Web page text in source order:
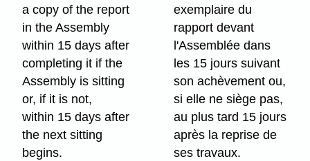
a copy of the report
in the Assembly
within 15 days after
completing it if the
Assembly is sitting
or, if it is not,
within 15 days after
the next sitting
begins.
exemplaire du
rapport devant
l'Assemblée dans
les 15 jours suivant
son achèvement ou,
si elle ne siège pas,
au plus tard 15 jours
après la reprise de
ses travaux.